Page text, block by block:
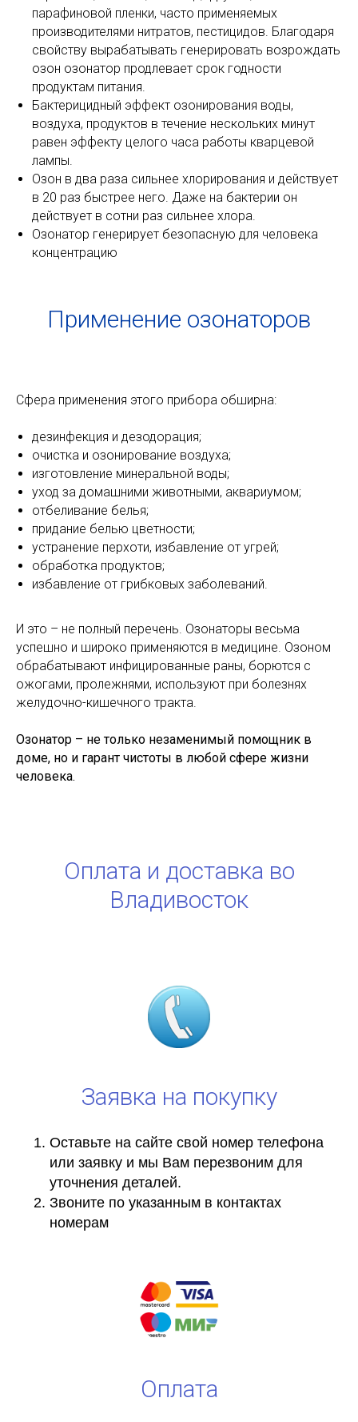
парафиновой пленки, часто применяемых
производителями нитратов, пестицидов. Благодаря
свойству вырабатывать генерировать возрождать
озон озонатор продлевает срок годности
продуктам питания.
Бактерицидный эффект озонирования воды,
воздуха, продуктов в течение нескольких минут
равен эффекту целого часа работы кварцевой
лампы.
Озон в два раза сильнее хлорирования и действует
в 20 раз быстрее него. Даже на бактерии он
действует в сотни раз сильнее хлора.
Озонатор генерирует безопасную для человека
концентрацию
Применение озонаторов
Сфера применения этого прибора обширна:
дезинфекция и дезодорация;
очистка и озонирование воздуха;
изготовление минеральной воды;
уход за домашними животными, аквариумом;
отбеливание белья;
придание белью цветности;
устранение перхоти, избавление от угрей;
обработка продуктов;
избавление от грибковых заболеваний.
И это – не полный перечень. Озонаторы весьма
успешно и широко применяются в медицине. Озоном
обрабатывают инфицированные раны, борются с
ожогами, пролежнями, используют при болезнях
желудочно-кишечного тракта.
Озонатор – не только незаменимый помощник в
доме, но и гарант чистоты в любой сфере жизни
человека.
Оплата и доставка во
Владивосток
Заявка на покупку
Оставьте на сайте свой номер телефона
или заявку и мы Вам перезвоним для
уточнения деталей.
Звоните по указанным в контактах
номерам
Оплата